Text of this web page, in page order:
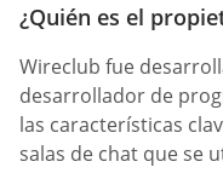
¿Quién es el
Wireclub fue
desarrollador de
las características
salas de chat que se